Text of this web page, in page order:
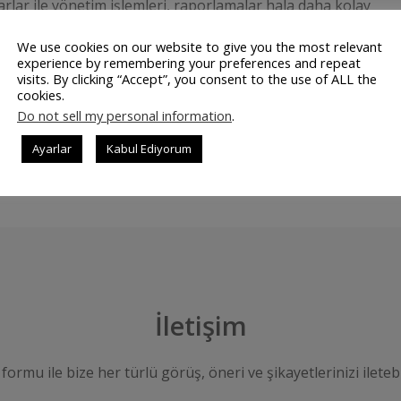
ile yönetim işlemleri, raporlamalar hala daha kolay
işletmelerinde işlerini takip etmesini kolaylaştırıyor.
mobil uygulaması bakım personellerinin daha fazla
İletişim
ile bize her türlü görüş, öneri ve şikayetlerinizi
We use cookies on our website to give you the most relevant
experience by remembering your preferences and repeat
visits. By clicking “Accept”, you consent to the use of ALL the
cookies.
Do not sell my personal information.
Ayarlar Kabul Ediyorum